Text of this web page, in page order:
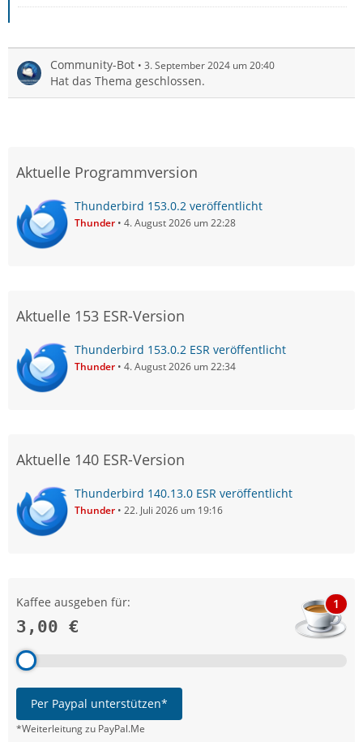
Community-Bot 3. September 2024 um 20:40
Hat das Thema geschlossen.
Aktuelle Programmversion
Thunderbird 153.0.2 veröffentlicht
Thunder 4. August 2026 um 22:28
Aktuelle 153 ESR-Version
Thunderbird 153.0.2 ESR veröffentlicht
Thunder 4. August 2026 um 22:34
Aktuelle 140 ESR-Version
Thunderbird 140.13.0 ESR veröffentlicht
Thunder 22. Juli 2026 um 19:16
Kaffee ausgeben für:
3,00 €
1
Per Paypal unterstützen*
*Weiterleitung zu PayPal.Me